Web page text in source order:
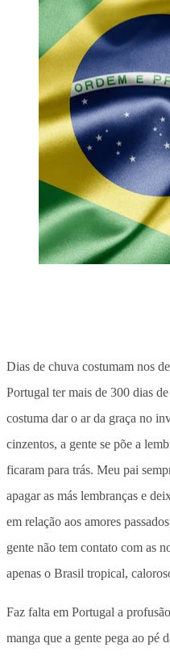
Dias de chuva costumam nos
Portugal ter mais de 300 dias
costuma dar o ar da graça no
cinzentos, a gente se põe a
ficaram para trás. Meu pai
apagar as más lembranças e
em relação aos amores
gente não tem contato com as
apenas o Brasil tropical,
Faz falta em Portugal a
manga que a gente pega ao pé